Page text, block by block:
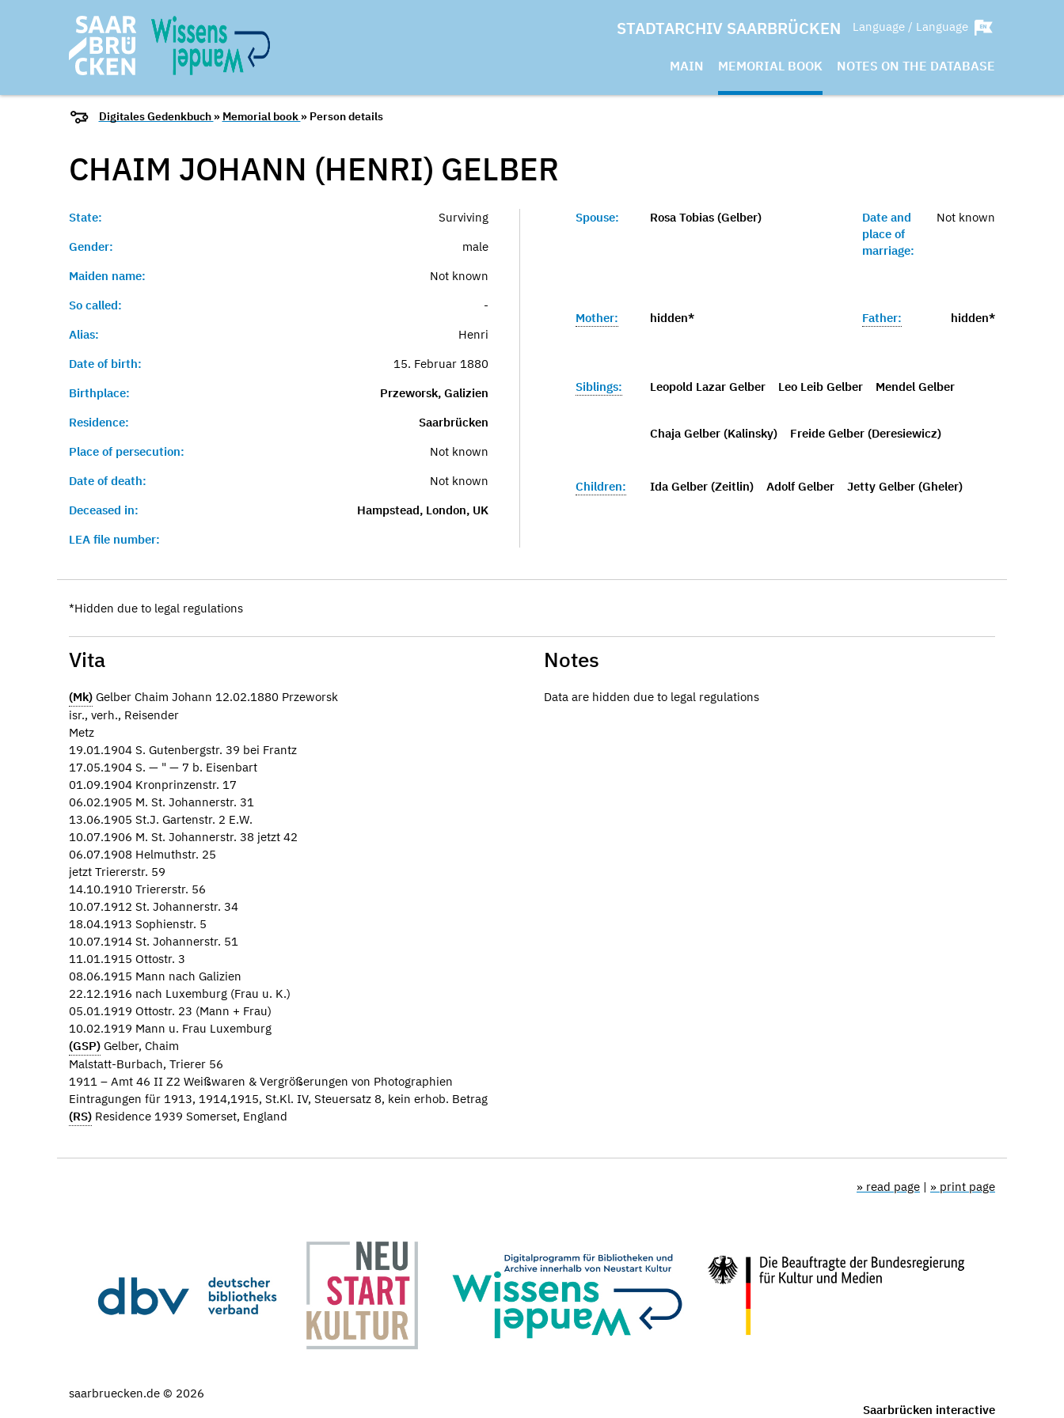
STADTARCHIV SAARBRÜCKEN Language / Language
MAIN MEMORIAL BOOK NOTES ON THE DATABASE
Digitales Gedenkbuch » Memorial book » Person details
CHAIM JOHANN (HENRI) GELBER
State:
Surviving
Gender:
male
Maiden name:
Not known
So called:
-
Alias:
Henri
Date of birth:
15. Februar 1880
Birthplace:
Przeworsk, Galizien
Residence:
Saarbrücken
Place of persecution:
Not known
Date of death:
Not known
Deceased in:
Hampstead, London, UK
LEA file number:
Spouse: Rosa Tobias (Gelber)
Date and
place of
marriage:
Not known
Mother: hidden* Father: hidden*
Siblings: Leopold Lazar Gelber Leo Leib Gelber Mendel Gelber
Chaja Gelber (Kalinsky) Freide Gelber (Deresiewicz)
Children: Ida Gelber (Zeitlin) Adolf Gelber Jetty Gelber (Gheler)
*Hidden due to legal regulations
Vita
(Mk) Gelber Chaim Johann 12.02.1880 Przeworsk
isr., verh., Reisender
Metz
19.01.1904 S. Gutenbergstr. 39 bei Frantz
17.05.1904 S. — " — 7 b. Eisenbart
01.09.1904 Kronprinzenstr. 17
06.02.1905 M. St. Johannerstr. 31
13.06.1905 St.J. Gartenstr. 2 E.W.
10.07.1906 M. St. Johannerstr. 38 jetzt 42
06.07.1908 Helmuthstr. 25
jetzt Triererstr. 59
14.10.1910 Triererstr. 56
10.07.1912 St. Johannerstr. 34
18.04.1913 Sophienstr. 5
10.07.1914 St. Johannerstr. 51
11.01.1915 Ottostr. 3
08.06.1915 Mann nach Galizien
22.12.1916 nach Luxemburg (Frau u. K.)
05.01.1919 Ottostr. 23 (Mann + Frau)
10.02.1919 Mann u. Frau Luxemburg
(GSP) Gelber, Chaim
Malstatt-Burbach, Trierer 56
1911 – Amt 46 II Z2 Weißwaren & Vergrößerungen von Photographien
Eintragungen für 1913, 1914,1915, St.Kl. IV, Steuersatz 8, kein erhob. Betrag
(RS) Residence 1939 Somerset, England
Notes
Data are hidden due to legal regulations
» read page | » print page
saarbruecken.de © 2026
Saarbrücken interactive